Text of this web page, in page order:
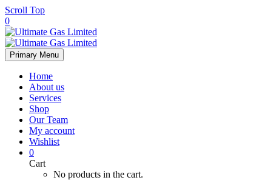
Scroll Top
0
Primary Menu
Home
About us
Services
Shop
Our Team
My account
Wishlist
0
Cart
No products in the cart.